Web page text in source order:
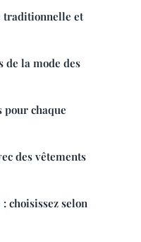
traditionnelle et
de la mode des
pour chaque
des vêtements
choisissez selon